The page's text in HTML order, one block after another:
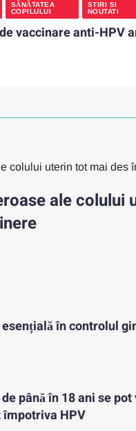
SĂNĂTATEA
COPILULUI
STIRI SI
NOUTATI
vaccinare anti-HPV
ale colului
în controlul
până în 18 ani se pot
HPV